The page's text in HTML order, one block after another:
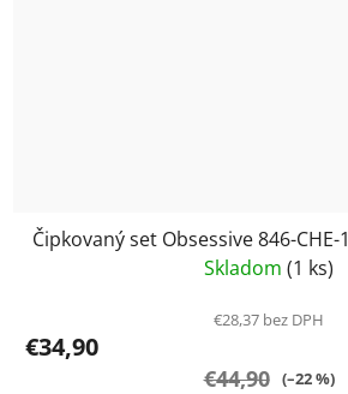
Čipkovaný set Obsessive 846-CHE-1
Skladom (1 ks)
€28,37 bez DPH
€34,90
€44,90 (–22 %)